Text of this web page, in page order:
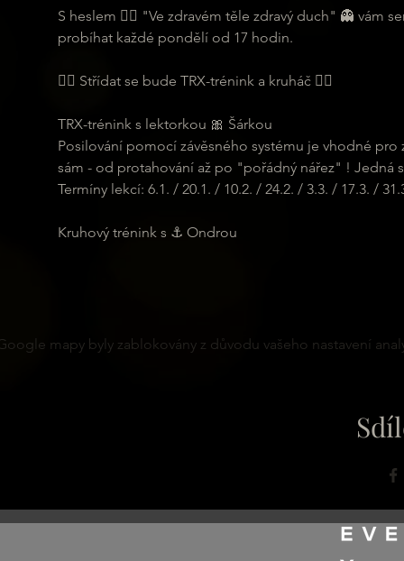
S heslem 🏋️‍♂️ "Ve zdravém těle zdravý duch" 👻 vám
probíhat každé pondělí od 17 hodin.
🏋️‍♂️ Střídat se bude TRX-trénink a kruháč 🏋️‍♂️
TRX-trénink s lektorkou 🎀 Šárkou
Posilování pomocí závěsného systému je vhodné
sám - od protahování až po "pořádný nářez" ! Jedná
Termíny lekcí: 6.1. / 20.1. / 10.2. / 24.2. / 3.3. / 17.3. /
Kruhový trénink s ⚓ Ondrou
mapy byly zablokovány z důvodu vašeho nastavení